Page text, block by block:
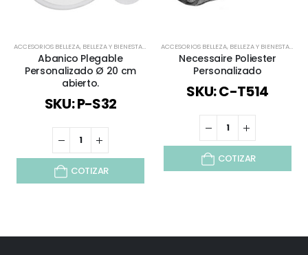
ACCESORIOS BELLEZA, BELLEZA Y BIENESTAR BELLEZA Y SALUD, BIENESTAR Y SALUD,DEPORTES /
Abanico Plegable
Personalizado Ø 20 cm
abierto.
SKU: P-S32
COTIZAR
ACCESORIOS BELLEZA, BELLEZA Y BIENESTAR
Necessaire Poliester
Personalizado
SKU: C-T514
COTIZAR